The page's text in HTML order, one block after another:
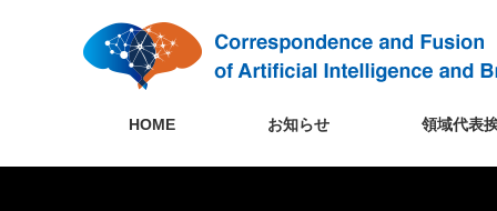
HOME お知らせ 領域代表